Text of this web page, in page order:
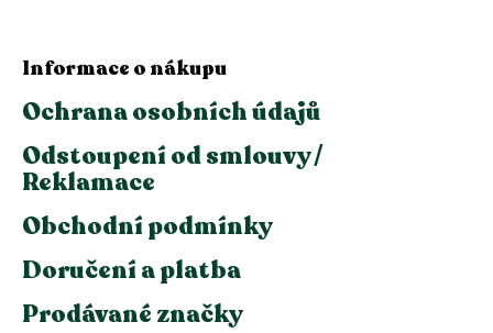
Informace o nákupu
Ochrana osobních údajů
Odstoupení od smlouvy /
Reklamace
Obchodní podmínky
Doručení a platba
Prodávané značky